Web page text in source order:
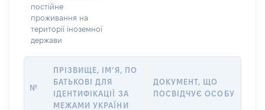
постійне
проживання на
території іноземної
держави
№
ПРІЗВИЩЕ, ІМ’Я, ПО
БАТЬКОВІ ДЛЯ
ІДЕНТИФІКАЦІЇ ЗА
МЕЖАМИ УКРАЇНИ
ДОКУМЕНТ, ЩО
ПОСВІДЧУЄ ОСОБУ